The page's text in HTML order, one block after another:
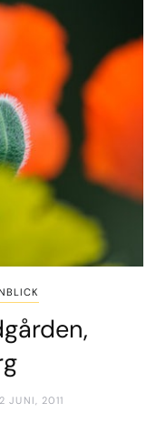
JUNI, 2011